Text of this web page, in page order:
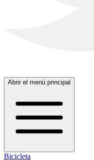
Abrir el menú principal
Bicicleta